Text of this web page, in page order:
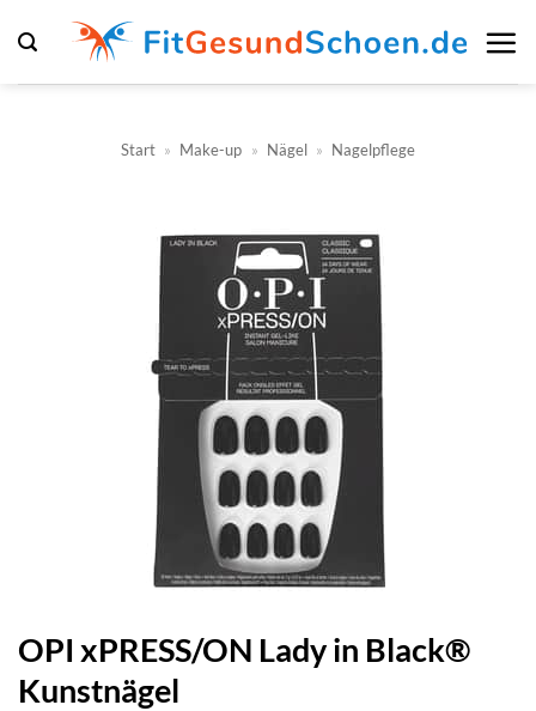
Inhalt
springen
Start » Make-up » Nägel » Nagelpflege
OPI xPRESS/ON Lady in Black®
Kunstnägel